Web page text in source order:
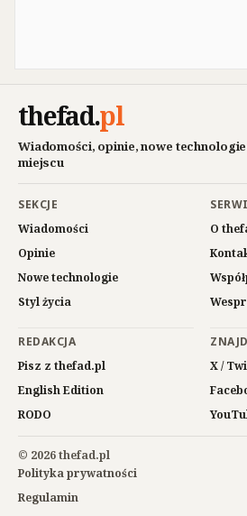
thefad.pl
Wiadomości, opinie, nowe
miejscu
SEKCJE
Wiadomości
Opinie
Nowe technologie
Styl życia
O
REDAKCJA
Pisz z thefad.pl
English Edition
RODO
X /
© 2026 thefad.pl
Polityka prywatności
Regulamin